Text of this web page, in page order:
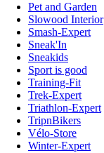
Pet and Garden
Slowood Interior
Smash-Expert
Sneak'In
Sneakids
Sport is good
Training-Fit
Trek-Expert
Triathlon-Expert
TripnBikers
Vélo-Store
Winter-Expert